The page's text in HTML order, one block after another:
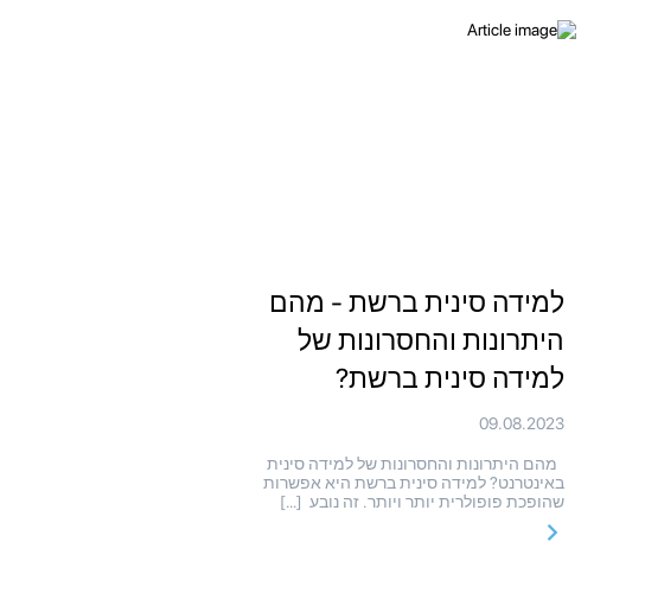
למידה סינית ברשת - מהם
היתרונות והחסרונות של
למידה סינית ברשת?
09.08.2023
מהם היתרונות והחסרונות של למידה סינית
באינטרנט? למידה סינית ברשת היא אפשרות
שהופכת פופולרית יותר ויותר. זה נובע […]